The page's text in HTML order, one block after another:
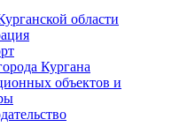
области
Кургана
объектов и